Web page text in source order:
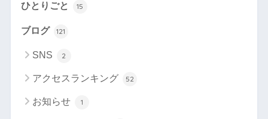
ひとりごと 15
ブログ 121
SNS 2
アクセスランキング 52
お知らせ 1